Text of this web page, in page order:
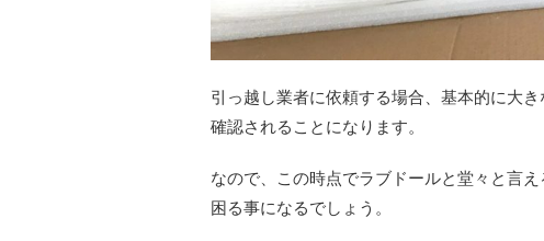
引っ越し業者に依頼する場合、基本的に大
確認されることになります。
なので、この時点でラブドールと堂々と言
困る事になるでしょう。